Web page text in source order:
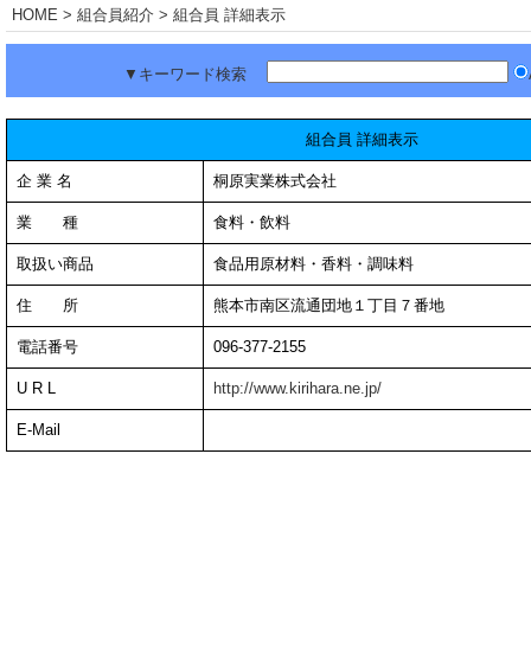
HOME > 組合員紹介 > 組合員 詳細表示
▼キーワード検索
組合員 詳細表示
企 業 名 桐原実業株式会社
業 種 食料・飲料
取扱い商品 食品用原材料・香料・調味料
住 所 熊本市南区流通団地１丁目７番地
電話番号 096-377-2155
U R L http://www.kirihara.ne.jp/
E-Mail